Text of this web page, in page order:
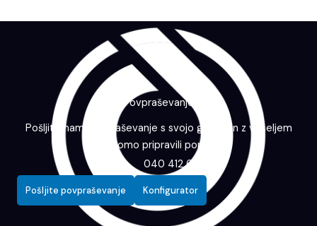
Povpraševanje
Pošljite nam povpraševanje s svojo grafiko in z veseljem
vam bomo pripravili ponudbo.
040 412 643
Pošljite povpraševanje Konfigurator